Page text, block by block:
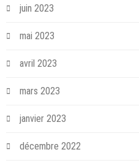
juin 2023
mai 2023
avril 2023
mars 2023
janvier 2023
décembre 2022